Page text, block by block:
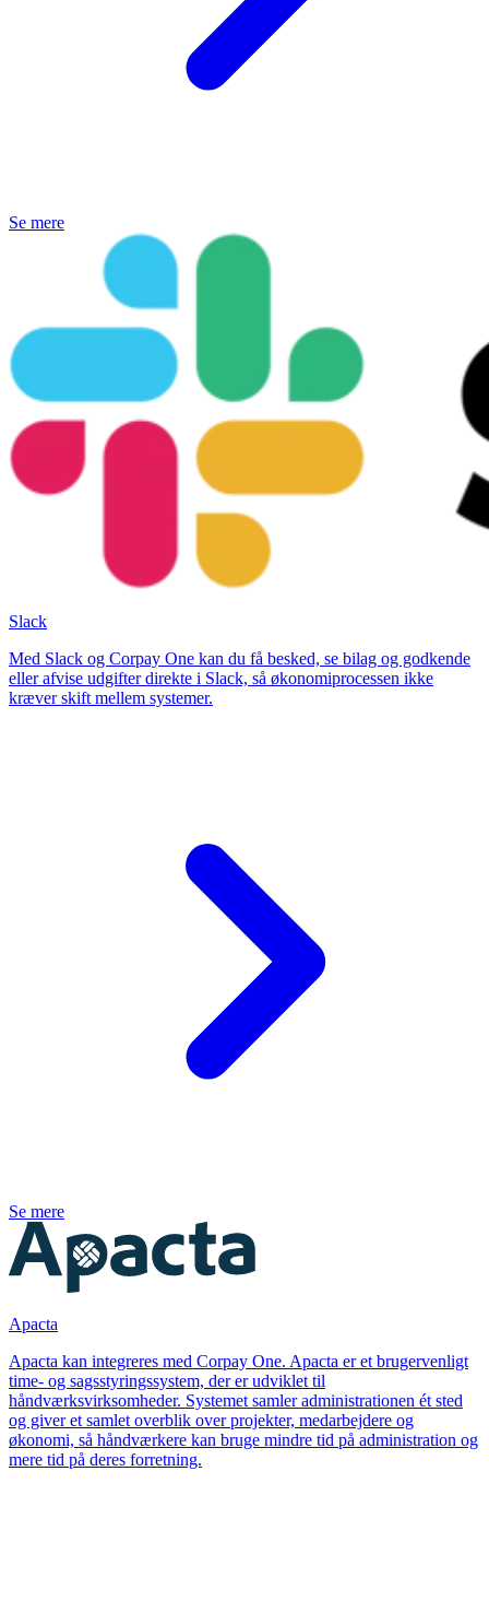
Se mere
Slack
Med Slack og Corpay One kan du få besked, se bilag og godkende
eller afvise udgifter direkte i Slack, så økonomiprocessen ikke
kræver skift mellem systemer.
Se mere
Apacta
Apacta kan integreres med Corpay One. Apacta er et brugervenligt
time- og sagsstyringssystem, der er udviklet til
håndværksvirksomheder. Systemet samler administrationen ét sted
og giver et samlet overblik over projekter, medarbejdere og
økonomi, så håndværkere kan bruge mindre tid på administration og
mere tid på deres forretning.